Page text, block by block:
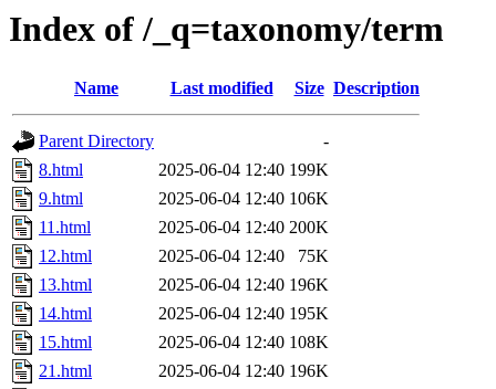
Index of /_q=taxonomy/term
Name Last modified Size Description
Parent Directory
-
8.html
2025-06-04 12:40 199K
9.html
2025-06-04 12:40 106K
11.html
2025-06-04 12:40 200K
12.html
2025-06-04 12:40
75K
13.html
2025-06-04 12:40 196K
14.html
2025-06-04 12:40 195K
15.html
2025-06-04 12:40 108K
21.html
2025-06-04 12:40 196K